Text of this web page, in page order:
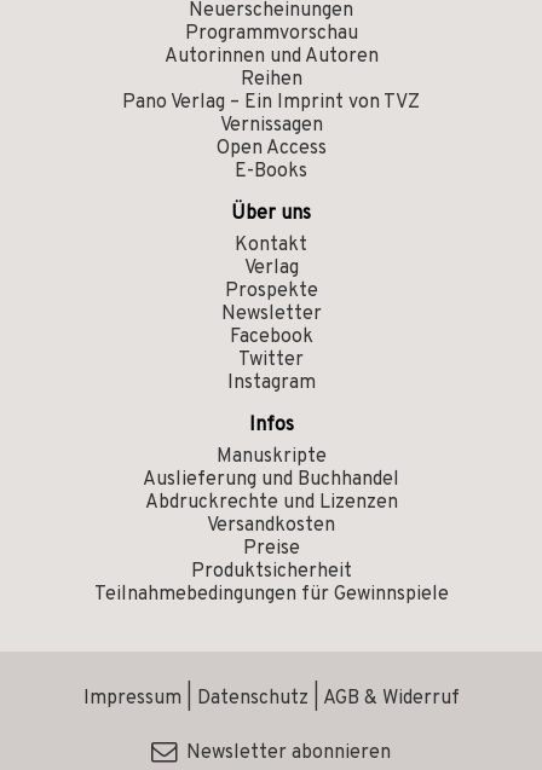
Neuerscheinungen
Programmvorschau
Autorinnen und Autoren
Reihen
Pano Verlag – Ein Imprint von TVZ
Vernissagen
Open Access
E-Books
Über uns
Kontakt
Verlag
Prospekte
Newsletter
Facebook
Twitter
Instagram
Infos
Manuskripte
Auslieferung und Buchhandel
Abdruckrechte und Lizenzen
Versandkosten
Preise
Produktsicherheit
Teilnahmebedingungen für Gewinnspiele
Impressum Datenschutz AGB & Widerruf
Newsletter abonnieren